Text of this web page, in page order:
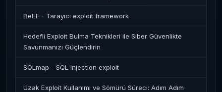
BeEF - Tarayıcı exploit framework
Hedefli Exploit Bulma Teknikleri ile Siber Güvenlikte
Savunmanızı Güçlendirin
SQLmap - SQL Injection exploit
Uzak Exploit Kullanımı ve Sömürü Süreci: Adım Adım